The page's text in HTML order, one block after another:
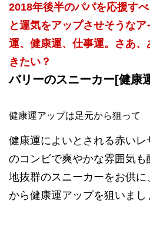
2018年後半のパパを応援す
と運気をアップさせそうな
運、健康運、仕事運。さあ
きたい？
バリーのスニーカー[健康
健康運アップは足元から狙って
健康運によいとされる赤いレ
のコンビで爽やかな雰囲気
地抜群のスニーカーをお供
から健康運アップを狙いまし